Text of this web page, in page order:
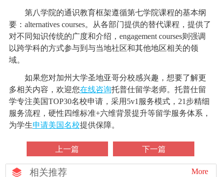
第八学院的通识教育框架遵循第七学院课程的基本纲
要：alternatives courses。从各部门提供的替代课程，提供了
对不同知识传统的广度和介绍，engagement courses则强调
以跨学科的方式参与到与当地社区和其他地区相关的领
域。
如果您对加州大学圣地亚哥分校感兴趣，想要了解更
多相关内容，欢迎您在线咨询托普仕留学老师。托普仕留
学专注美国TOP30名校申请，采用5v1服务模式，21步精细
服务流程，硬性四维标准+六维背景提升等留学服务体系，
为学生申请美国名校提供保障。
上一篇 下一篇
相关推荐 More